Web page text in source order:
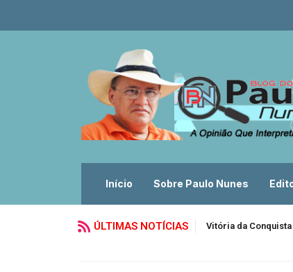
Início Sobre Paulo Nunes
ÚLTIMAS NOTÍCIAS Vitória da